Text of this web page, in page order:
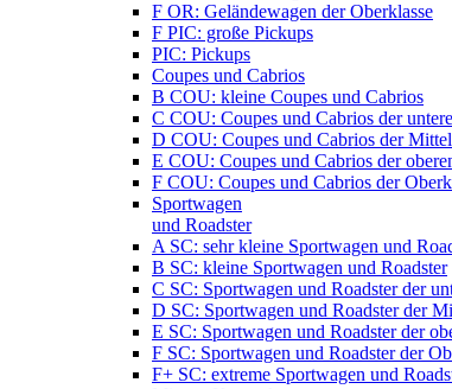
F OR: Geländewagen der Oberklasse
F PIC: große Pickups
PIC: Pickups
Coupes und Cabrios
B COU: kleine Coupes und Cabrios
C COU: Coupes und Cabrios der
D COU: Coupes und Cabrios der
E COU: Coupes und Cabrios der
F COU: Coupes und Cabrios der
Sportwagen
und Roadster
A SC: sehr kleine Sportwagen und
B SC: kleine Sportwagen und Roadster
C SC: Sportwagen und Roadster der
D SC: Sportwagen und Roadster der
E SC: Sportwagen und Roadster der
F SC: Sportwagen und Roadster der
F+ SC: extreme Sportwagen und